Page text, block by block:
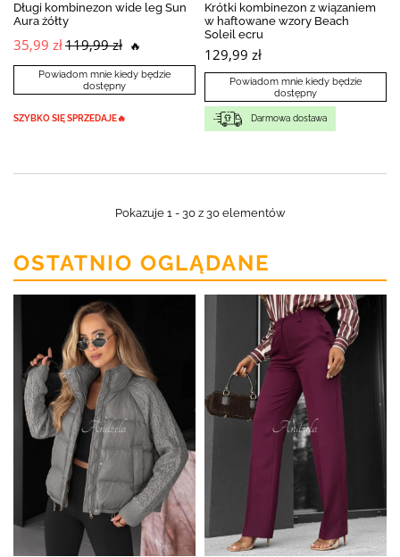
Długi kombinezon wide leg Sun
Aura żółty
35,99 zł119,99 zł 🔥
Powiadom mnie kiedy będzie
dostępny
SZYBKO SIĘ SPRZEDAJE🔥
Krótki kombinezon z wiązaniem
w haftowane wzory Beach
Soleil ecru
129,99 zł
Powiadom mnie kiedy będzie
dostępny
Darmowa dostawa
Pokazuje 1 - 30 z 30 elementów
OSTATNIO OGLĄDANE